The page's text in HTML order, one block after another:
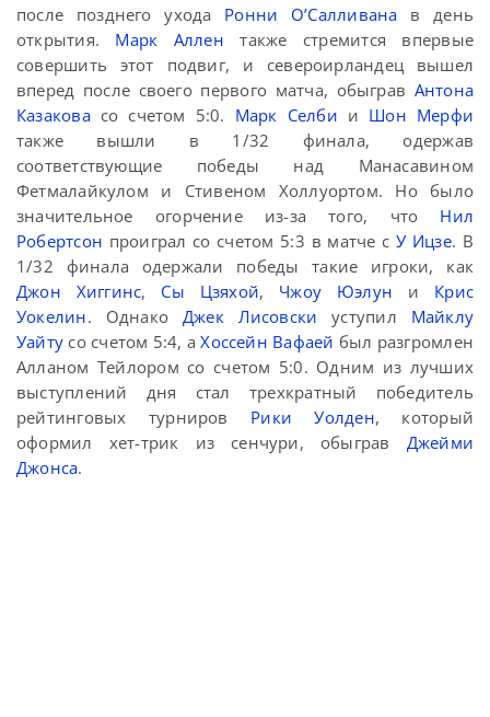
после позднего ухода Ронни О’Салливана в день
открытия. Марк Аллен также стремится впервые
совершить этот подвиг, и североирландец вышел
вперед после своего первого матча, обыграв Антона
Казаковасо счетом 5:0. Марк Селби и Шон Мерфи
также вышли в 1/32 финала, одержав
соответствующие победы над Манасавином
Фетмалайкулом и Стивеном Холлуортом. Но было
значительное огорчение из-за того, что Нил
Робертсон проиграл со счетом 5:3 в матче сУ Ицзе. В
1/32 финала одержали победы такие игроки, как
Джон Хиггинс, Сы Цзяхой, Чжоу Юэлун и Крис
Уокелин. Однако Джек Лисовски уступил Майклу
Уайту со счетом 5:4, аХоссейн Вафаей был разгромлен
Алланом Тейлором со счетом 5:0. Одним из лучших
выступлений дня стал трехкратный победитель
рейтинговых турниров Рики Уолден, который
оформил хет-трик из сенчури, обыграв Джейми
Джонса.